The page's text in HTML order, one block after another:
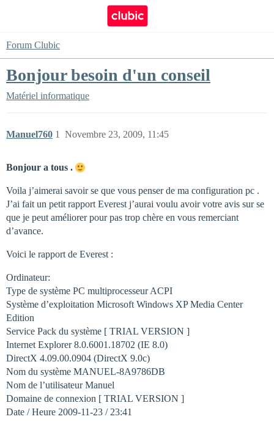
Forum Clubic
Bonjour besoin d'un conseil
Matériel informatique
Manuel760 Novembre 23, 2009, 11:45
1
Bonjour a tous .
Voila j’aimerai savoir se que vous penser de ma configuration pc .
J’ai fait un petit rapport Everest j’aurai voulu avoir votre avis sur se
que je peut améliorer pour pas trop chère en vous remerciant
d’avance.
Voici le rapport de Everest :
Ordinateur:
Type de système PC multiprocesseur ACPI
Système d’exploitation Microsoft Windows XP Media Center
Edition
Service Pack du système [ TRIAL VERSION ]
Internet Explorer 8.0.6001.18702 (IE 8.0)
DirectX 4.09.00.0904 (DirectX 9.0c)
Nom du système MANUEL-8A9786DB
Nom de l’utilisateur Manuel
Domaine de connexion [ TRIAL VERSION ]
Date / Heure 2009-11-23 / 23:41